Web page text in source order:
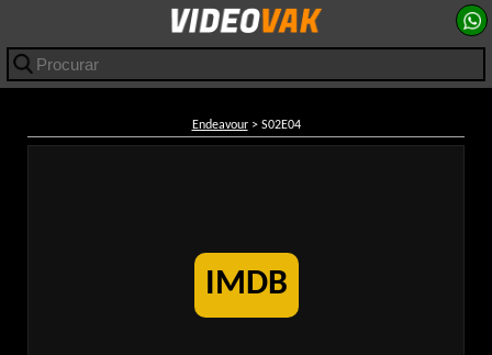
Endeavour> S02E04
IMDB